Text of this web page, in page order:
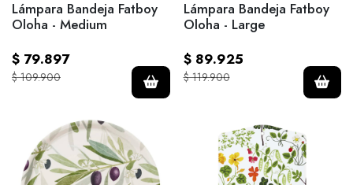
Lámpara Bandeja Fatboy
Oloha - Medium
$ 79.897
$ 109.900
Lámpara Bandeja Fatboy
Oloha - Large
$ 89.925
$ 119.900